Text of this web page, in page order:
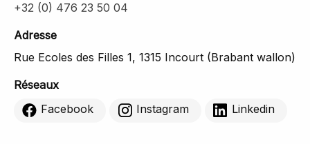
+32 (0) 476 23 50 04
Adresse
Rue Ecoles des Filles 1, 1315 Incourt (Brabant wallon)
Réseaux
Facebook
Instagram Linkedin